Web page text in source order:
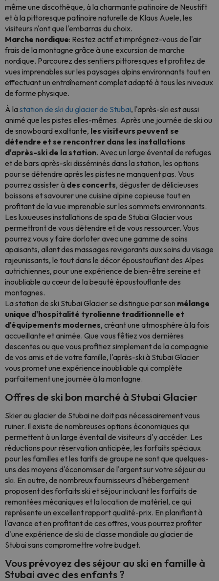
même une discothèque, à la charmante patinoire de Neustift
et à la pittoresque patinoire naturelle de Klaus Äuele, les
visiteurs n'ont que l'embarras du choix.
Marche nordique: Restez actif et imprégnez-vous de l'air
frais de la montagne grâce à une excursion de marche
nordique. Parcourez des sentiers pittoresques et profitez de
vues imprenables sur les paysages alpins environnants tout en
effectuant un entraînement complet adapté à tous les niveaux
de forme physique.
À lastation de ski du glacier de Stubai, l'après-ski est aussi
animé que les pistes elles-mêmes. Après une journée de ski ou
de snowboard exaltante, les visiteurs peuvent se
détendre et se rencontrer dans les installations
d'après-ski de la station. Avec un large éventail de refuges
et de bars après-ski disséminés dans la station, les options
pour se détendre après les pistes ne manquent pas. Vous
pourrez assister à des concerts, déguster de délicieuses
boissons et savourer une cuisine alpine copieuse tout en
profitant de la vue imprenable sur les sommets environnants.
Les luxueuses installations de spa de Stubai Glacier vous
permettront de vous détendre et de vous ressourcer. Vous
pourrez vous y faire dorloter avec une gamme de soins
apaisants, allant des massages revigorants aux soins du visage
rajeunissants, le tout dans le décor époustouflant des Alpes
autrichiennes, pour une expérience de bien-être sereine et
inoubliable au cœur de la beauté époustouflante des
montagnes.
La station de ski Stubai Glacier se distingue par son mélange
unique d'hospitalité tyrolienne traditionnelle et
d'équipements modernes, créant une atmosphère à la fois
accueillante et animée. Que vous fêtiez vos dernières
descentes ou que vous profitiez simplement de la compagnie
de vos amis et de votre famille, l'après-ski à Stubai Glacier
vous promet une expérience inoubliable qui complète
parfaitement une journée à la montagne.
Offres de ski bon marché à Stubai Glacier
Skier au glacier de Stubai ne doit pas nécessairement vous
ruiner. Il existe de nombreuses options économiques qui
permettent à un large éventail de visiteurs d'y accéder. Les
réductions pour réservation anticipée, les forfaits spéciaux
pour les familles et les tarifs de groupe ne sont que quelques-
uns des moyens d'économiser de l'argent sur votre séjour au
ski. En outre, de nombreux fournisseurs d'hébergement
proposent des forfaits ski et séjour incluant les forfaits de
remontées mécaniques et la location de matériel, ce qui
représente un excellent rapport qualité-prix. En planifiant à
l'avance et en profitant de ces offres, vous pourrez profiter
d'une expérience de ski de classe mondiale au glacier de
Stubai sans compromettre votre budget.
Vous prévoyez des séjour au ski en famille à
Stubai avec des enfants ?